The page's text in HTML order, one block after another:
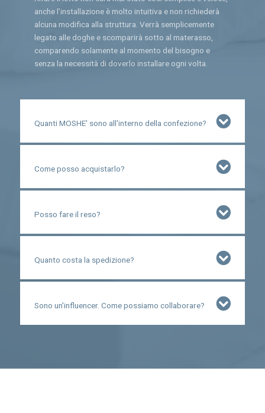
anche l’installazione è molto intuitiva e non richiederà
alcuna modifica alla struttura. Verrà semplicemente
legato alle doghe e scomparirà sotto al materasso,
comparendo solamente al momento del bisogno e
senza la necessità di doverlo installare ogni volta.
Quanti MOSHE' sono all'interno della confezione?
Come posso acquistarlo?
Posso fare il reso?
Quanto costa la spedizione?
Sono un'influencer. Come possiamo collaborare?